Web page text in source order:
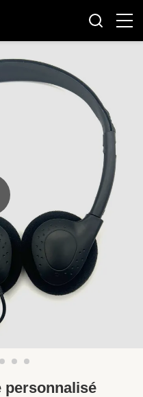
personnalisé